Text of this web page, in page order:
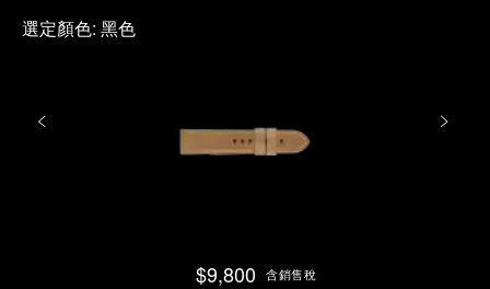
選定顏色: 黑色
$9,800 含銷售稅